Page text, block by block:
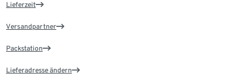
Lieferzeit
Versandpartner
Packstation
Lieferadresse ändern